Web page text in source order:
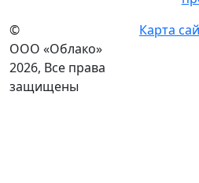
©
ООО «Облако»
2026, Все права
защищены
Карта